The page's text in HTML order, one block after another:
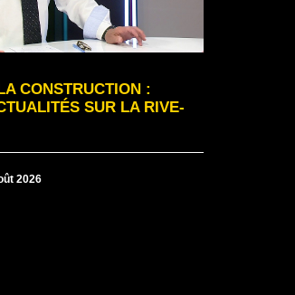
CONSTRUCTION :
SUR LA RIVE-
2026